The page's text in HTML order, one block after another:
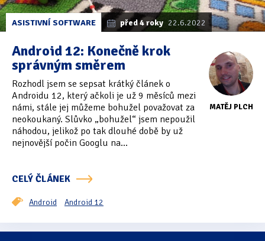
Hledání
Software(503)
Asistivní software (428)
Běžný software(284)
Tipy & triky(17)
ASISTIVNÍ SOFTWARE před 4 roky 22.6.2022
MATĚJ PLCH
Android 12: Konečně krok
správným směrem
Rozhodl jsem se sepsat krátký článek o
Androidu 12, který ačkoli je už 9 měsíců mezi
námi, stále jej můžeme bohužel považovat za
neokoukaný. Slůvko „bohužel“ jsem nepoužil
náhodou, jelikož po tak dlouhé době by už
nejnovější počin Googlu na...
CELÝ ČLÁNEK
Android Android 12